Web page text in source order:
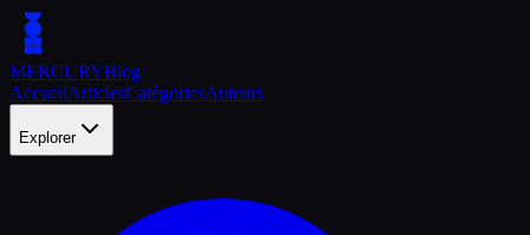
MERCURYBlog
AccueilArticlesCatégoriesAuteurs
Explorer